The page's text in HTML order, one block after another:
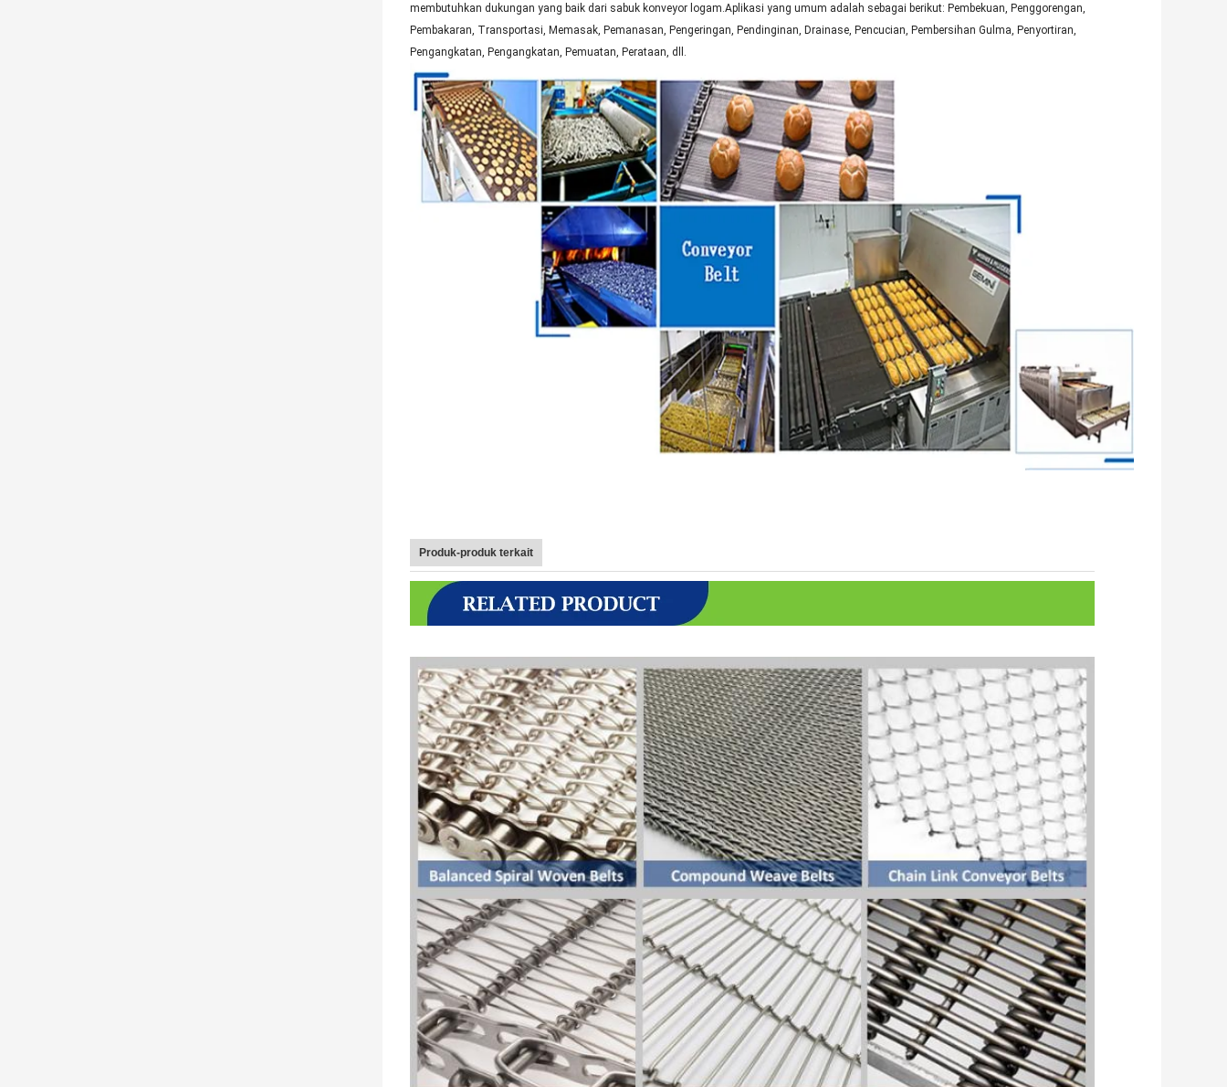
membutuhkan dukungan yang baik dari sabuk konveyor logam.Aplikasi yang umum adalah sebagai berikut: Pembekuan, Penggorengan,
Pembakaran, Transportasi, Memasak, Pemanasan, Pengeringan, Pendinginan, Drainase, Pencucian, Pembersihan Gulma, Penyortiran,
Pengangkatan, Pengangkatan, Pemuatan, Perataan, dll.
Produk-produk terkait